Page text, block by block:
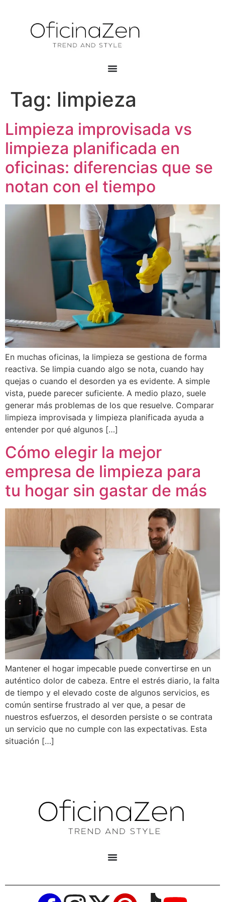
Tag: limpieza
Limpieza improvisada vs
limpieza planificada en
oficinas: diferencias que se
notan con el tiempo
En muchas oficinas, la limpieza se gestiona de forma
reactiva. Se limpia cuando algo se nota, cuando hay
quejas o cuando el desorden ya es evidente. A simple
vista, puede parecer suficiente. A medio plazo, suele
generar más problemas de los que resuelve. Comparar
limpieza improvisada y limpieza planificada ayuda a
entender por qué algunos […]
Cómo elegir la mejor
empresa de limpieza para
tu hogar sin gastar de más
Mantener el hogar impecable puede convertirse en un
auténtico dolor de cabeza. Entre el estrés diario, la falta
de tiempo y el elevado coste de algunos servicios, es
común sentirse frustrado al ver que, a pesar de
nuestros esfuerzos, el desorden persiste o se contrata
un servicio que no cumple con las expectativas. Esta
situación […]